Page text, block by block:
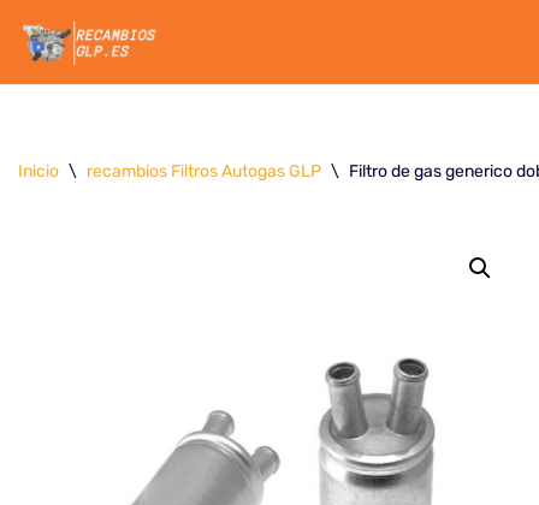
Saltar
Inicio \ recambios Filtros Autogas GLP \ Filtro de gas generico